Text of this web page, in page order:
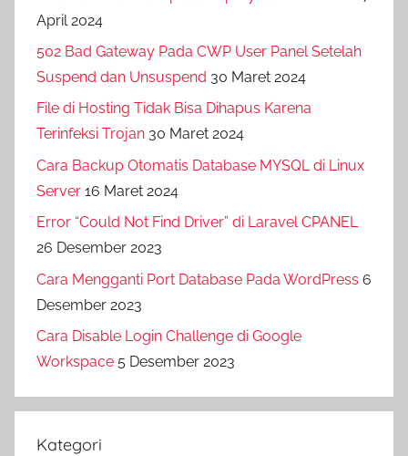
April 2024
502 Bad Gateway Pada CWP User Panel Setelah
Suspend dan Unsuspend 30 Maret 2024
File di Hosting Tidak Bisa Dihapus Karena
Terinfeksi Trojan 30 Maret 2024
Cara Backup Otomatis Database MYSQL di Linux
Server 16 Maret 2024
Error “Could Not Find Driver” di Laravel CPANEL
26 Desember 2023
Cara Mengganti Port Database Pada WordPress 6
Desember 2023
Cara Disable Login Challenge di Google
Workspace 5 Desember 2023
Kategori